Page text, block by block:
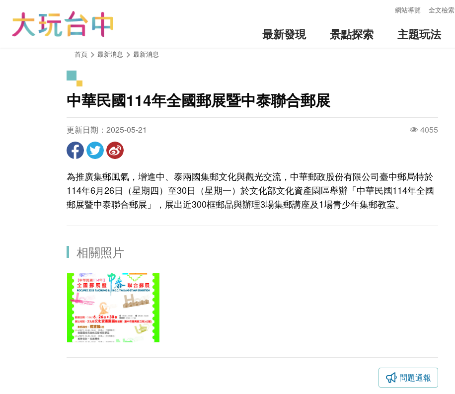
網站導覽 全文檢索
最新發現 景點探索 主題玩法
首頁 最新消息 最新消息
中華民國114年全國郵展暨中泰聯合郵展
更新日期：2025-05-21 4055
為推廣集郵風氣，增進中、泰兩國集郵文化與觀光交流，中華郵政股份有限公司臺中郵局特於
114年6月26日（星期四）至30日（星期一）於文化部文化資產園區舉辦「中華民國114年全國
郵展暨中泰聯合郵展」，展出近300框郵品與辦理3場集郵講座及1場青少年集郵教室。
相關照片
問題通報